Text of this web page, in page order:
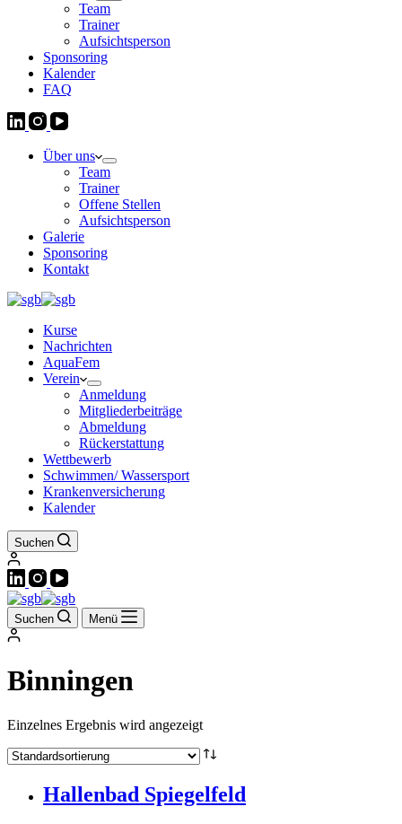
Team
Trainer
Aufsichtsperson
Sponsoring
Kalender
FAQ
Über uns
Team
Trainer
Offene Stellen
Aufsichtsperson
Galerie
Sponsoring
Kontakt
Kurse
Nachrichten
AquaFem
Verein
Anmeldung
Mitgliederbeiträge
Abmeldung
Rückerstattung
Wettbewerb
Schwimmen/ Wassersport
Krankenversicherung
Kalender
Suchen
Suchen Menü
Binningen
Einzelnes Ergebnis wird angezeigt
Hallenbad Spiegelfeld